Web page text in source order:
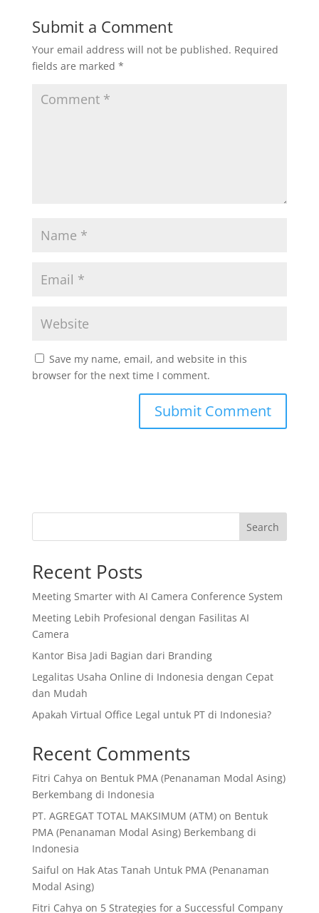
Submit a Comment
Your email address will not be published. Required
fields are marked *
Save my name, email, and website in this
browser for the next time I comment.
Search
Recent Posts
Meeting Smarter with AI Camera Conference System
Meeting Lebih Profesional dengan Fasilitas AI
Camera
Kantor Bisa Jadi Bagian dari Branding
Legalitas Usaha Online di Indonesia dengan Cepat
dan Mudah
Apakah Virtual Office Legal untuk PT di Indonesia?
Recent Comments
Fitri Cahya on Bentuk PMA (Penanaman Modal Asing)
Berkembang di Indonesia
PT. AGREGAT TOTAL MAKSIMUM (ATM)on Bentuk
PMA (Penanaman Modal Asing) Berkembang di
Indonesia
Saiful on Hak Atas Tanah Untuk PMA (Penanaman
Modal Asing)
Fitri Cahya on 5 Strategies for a Successful Company